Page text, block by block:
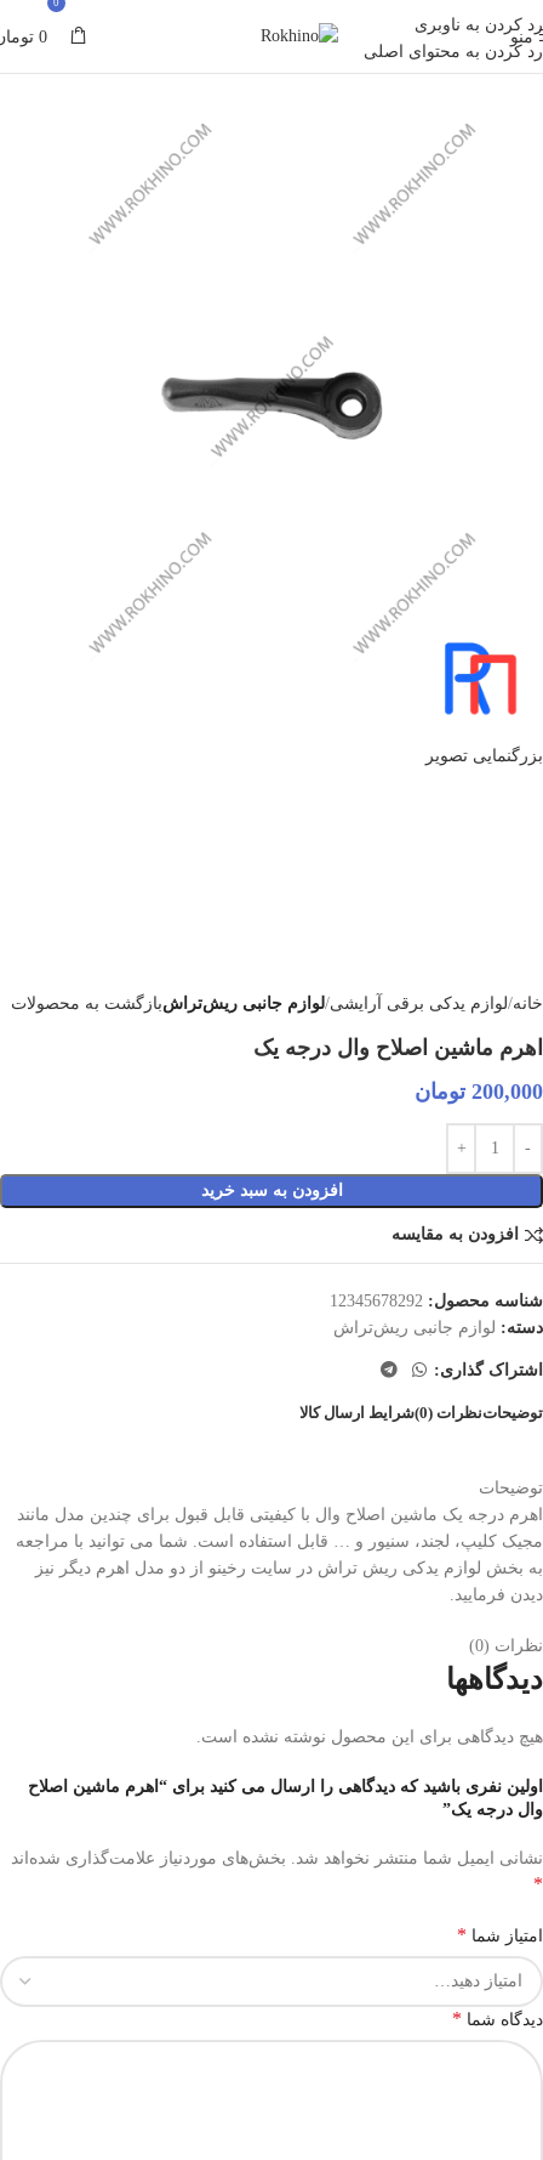
رد کردن به ناوبری
رد کردن به محتوای اصلی
منو
0
0
بزرگنمایی تصویر
خانه لوازم یدکی برقی آرایشی لوازم جانبی ریش‌تراشبازگشت به محصولات
اهرم ماشین اصلاح وال درجه یک
200,000 تومان
افزودن به سبد خرید
افزودن به مقایسه
شناسه محصول: 12345678292
دسته: لوازم جانبی ریش‌تراش
اشتراک گذاری:
توضیحاتنظرات (0) شرایط ارسال کالا
توضیحات
اهرم درجه یک ماشین اصلاح وال با کیفیتی قابل قبول برای چندین مدل مانند
مجیک کلیپ، لجند، سنیور و … قابل استفاده است. شما می توانید با مراجعه
به بخش لوازم یدکی ریش تراش در سایت رخینو از دو مدل اهرم دیگر نیز
دیدن فرمایید.
نظرات (0)
دیدگاهها
هیچ دیدگاهی برای این محصول نوشته نشده است.
اولین نفری باشید که دیدگاهی را ارسال می کنید برای “اهرم ماشین اصلاح
وال درجه یک”
نشانی ایمیل شما منتشر نخواهد شد. بخش‌های موردنیاز علامت‌گذاری شده‌اند
*
امتیاز شما *
دیدگاه شما *